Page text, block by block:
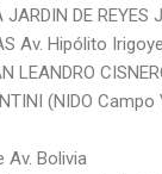
DE REYES
Av. Hipólito
LEANDRO
(NIDO Campo
Av. Bolivia